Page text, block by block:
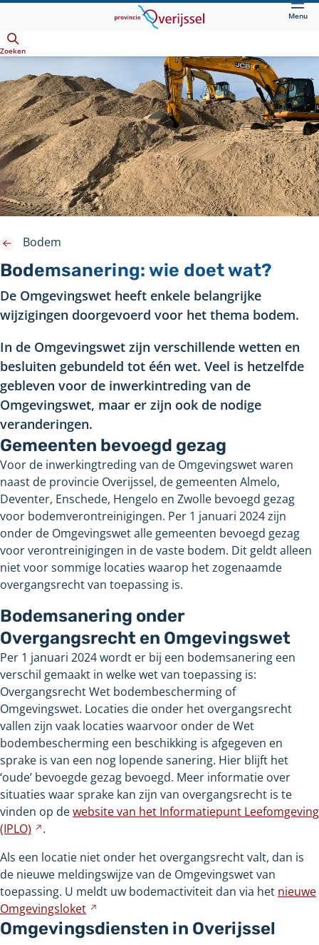
hoofdinhoud
Menu
Zoeken
Bodemsanering: wie doet wat?
Bodem
De Omgevingswet heeft enkele belangrijke
wijzigingen doorgevoerd voor het thema bodem.
In de Omgevingswet zijn verschillende wetten en
besluiten gebundeld tot één wet. Veel is hetzelfde
gebleven voor de inwerkintreding van de
Omgevingswet, maar er zijn ook de nodige
veranderingen.
Gemeenten bevoegd gezag
Voor de inwerkingtreding van de Omgevingswet waren
naast de provincie Overijssel, de gemeenten Almelo,
Deventer, Enschede, Hengelo en Zwolle bevoegd gezag
voor bodemverontreinigingen. Per 1 januari 2024 zijn
onder de Omgevingswet alle gemeenten bevoegd gezag
voor verontreinigingen in de vaste bodem. Dit geldt alleen
niet voor sommige locaties waarop het zogenaamde
overgangsrecht van toepassing is.
Bodemsanering onder
Overgangsrecht en Omgevingswet
Per 1 januari 2024 wordt er bij een bodemsanering een
verschil gemaakt in welke wet van toepassing is:
Overgangsrecht Wet bodembescherming of
Omgevingswet. Locaties die onder het overgangsrecht
vallen zijn vaak locaties waarvoor onder de Wet
bodembescherming een beschikking is afgegeven en
sprake is van een nog lopende sanering. Hier blijft het
‘oude’ bevoegde gezag bevoegd. Meer informatie over
situaties waar sprake kan zijn van overgangsrecht is te
vinden op dewebsite van het Informatiepunt Leefomgeving
(IPLO)
Verwijst
een
andere
website
.
Als een locatie niet onder het overgangsrecht valt, dan is
de nieuwe meldingswijze van de Omgevingswet van
toepassing. U meldt uw bodemactiviteit dan via het nieuwe
Omgevingsloket
naar
Omgevingsdiensten in Overijssel